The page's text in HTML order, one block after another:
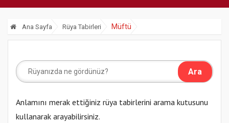
Ana Sayfa Rüya Tabirleri Müftü
Anlamını merak ettiğiniz rüya tabirlerini arama kutusunu
kullanarak arayabilirsiniz.